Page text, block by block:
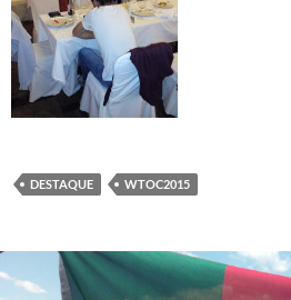
DESTAQUE WTOC2015